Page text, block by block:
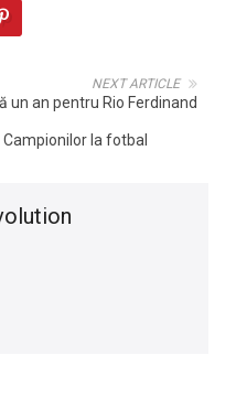
NEXT ARTICLE
un an pentru Rio Ferdinand
la fotbal